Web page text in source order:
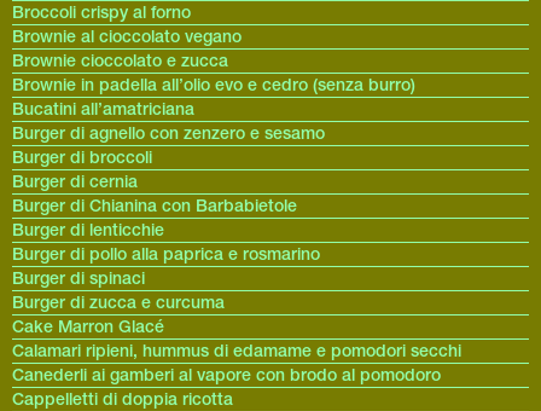
Broccoli crispy al forno
Brownie al cioccolato vegano
Brownie cioccolato e zucca
Brownie in padella all’olio evo e cedro (senza burro)
Bucatini all’amatriciana
Burger di agnello con zenzero e sesamo
Burger di broccoli
Burger di cernia
Burger di Chianina con Barbabietole
Burger di lenticchie
Burger di pollo alla paprica e rosmarino
Burger di spinaci
Burger di zucca e curcuma
Cake Marron Glacé
Calamari ripieni, hummus di edamame e pomodori secchi
Canederli ai gamberi al vapore con brodo al pomodoro
Cappelletti di doppia ricotta